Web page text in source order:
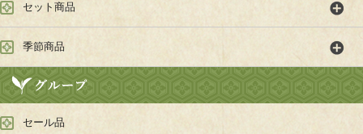
セット商品
季節商品
セール品